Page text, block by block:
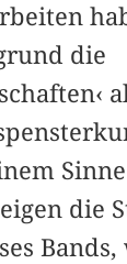
die
die